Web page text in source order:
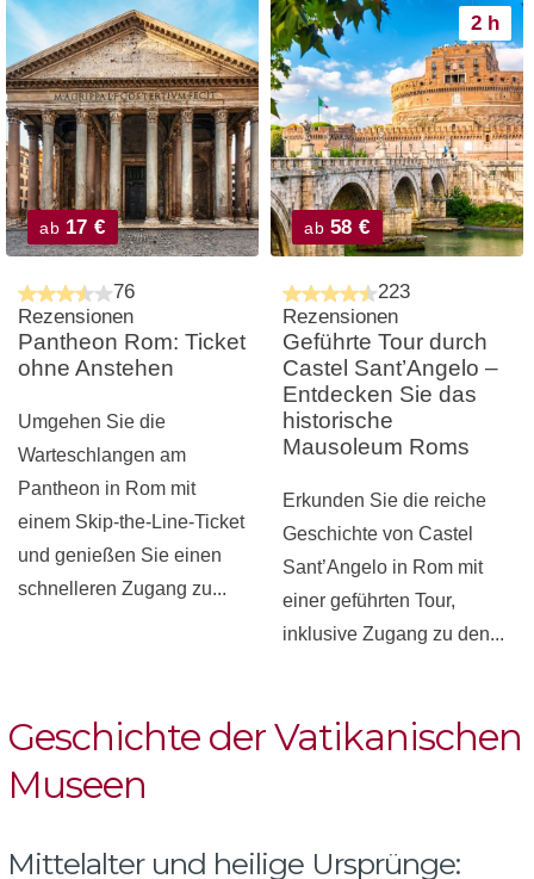
ab 17 €
76
Rezensionen
Pantheon Rom: Ticket
ohne Anstehen
Umgehen Sie die
Warteschlangen am
Pantheon in Rom mit
einem Skip-the-Line-Ticket
und genießen Sie einen
schnelleren Zugang zu...
ab 58 €
2 h
223
Rezensionen
Geführte Tour durch
Castel Sant’Angelo –
Entdecken Sie das
historische
Mausoleum Roms
Erkunden Sie die reiche
Geschichte von Castel
Sant’Angelo in Rom mit
einer geführten Tour,
inklusive Zugang zu den...
Geschichte der Vatikanischen
Museen
Mittelalter und heilige Ursprünge: